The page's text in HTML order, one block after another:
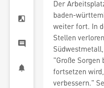
Der
baden-
weiter fort. In
Stellen
"Große
fortsetzen
verbessern."